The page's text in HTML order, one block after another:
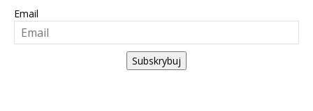
Email
Subskrybuj